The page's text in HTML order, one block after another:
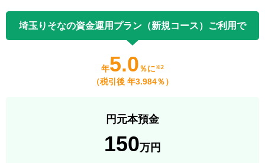
埼玉りそなの資金運用プラン（新規コース）ご利用で
年5.0％に※2
（税引後 年3.984％）
円元本預金
150万円